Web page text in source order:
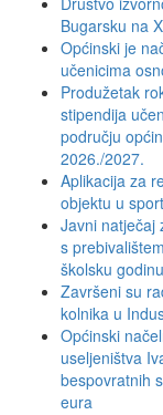
Bugarsku na
Općinski je
učenicima
Produžetak
stipendija
području
2026./2027.
Aplikacija za
objektu u
Javni natječaj
s
školsku
Završeni su
kolnika u
Općinski
useljeništva
bespovratnih
eura